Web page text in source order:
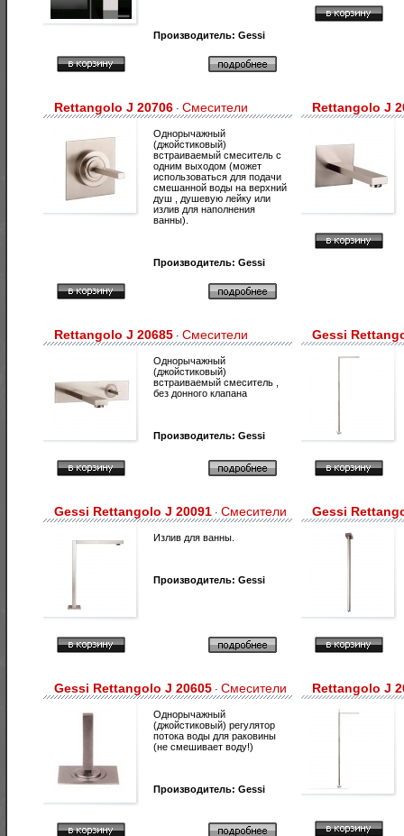
Производитель: Gessi
Rettangolo J 20706 · Смесители
Однорычажный
(джойстиковый)
встраиваемый смеситель с
одним выходом (может
использоваться для подачи
смешанной воды на верхний
душ , душевую лейку или
излив для наполнения
ванны).
Производитель: Gessi
Rettangolo J
Rettangolo J 20685 · Смесители
Однорычажный
(джойстиковый)
встраиваемый смеситель ,
без донного клапана
Производитель: Gessi
Gessi
Gessi Rettangolo J 20091 · Смесители
Излив для ванны.
Производитель: Gessi
Gessi
Gessi Rettangolo J 20605 · Смесители
Однорычажный
(джойстиковый) регулятор
потока воды для раковины
(не смешивает воду!)
Производитель: Gessi
Rettangolo J